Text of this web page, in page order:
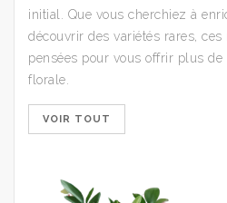
initial. Que vous cherchiez à
découvrir des variétés rares,
pensées pour vous offrir plus
florale.
VOIR TOUT